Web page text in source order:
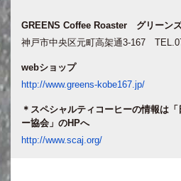
GREENS Coffee Roaster グリーン
神戸市中央区元町高架通3-167
webショップ
http://www.greens-kobe167.jp/
＊スペシャルティコーヒーの情報は
ー協会」のHPへ
http://www.scaj.org/